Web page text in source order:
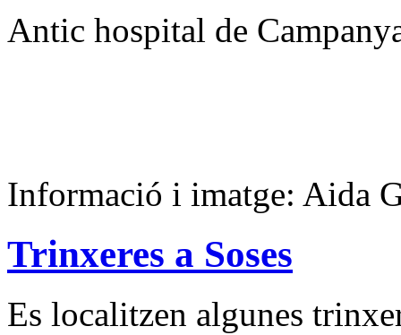
Antic hospital de
Informació i imatge: Aida
Trinxeres a Soses
Es localitzen algunes